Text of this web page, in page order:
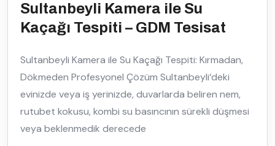
Sultanbeyli Kamera ile Su
Kaçağı Tespiti – GDM Tesisat
Sultanbeyli Kamera ile Su Kaçağı Tespiti: Kırmadan,
Dökmeden Profesyonel Çözüm Sultanbeyli‘deki
evinizde veya iş yerinizde, duvarlarda beliren nem,
rutubet kokusu, kombi su basıncının sürekli düşmesi
veya beklenmedik derecede